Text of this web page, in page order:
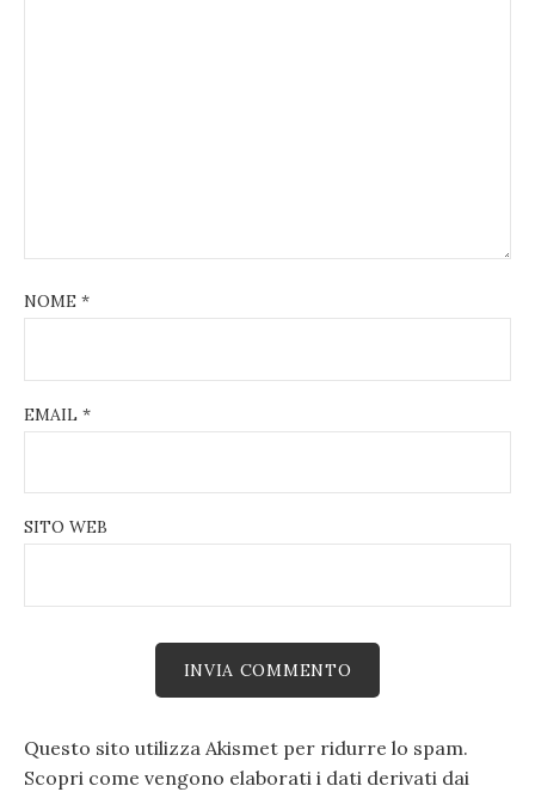
NOME *
EMAIL *
SITO WEB
Questo sito utilizza Akismet per ridurre lo spam.
Scopri come vengono elaborati i dati derivati dai